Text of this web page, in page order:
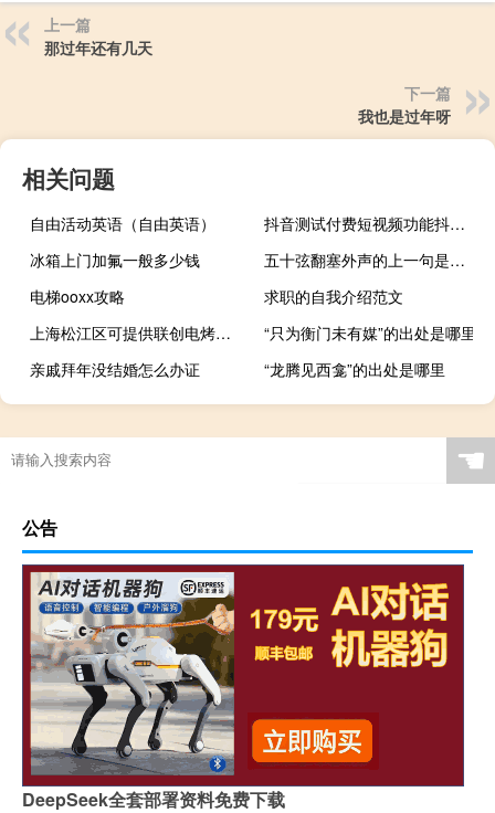
上一篇
那过年还有几天
下一篇
我也是过年呀
相关问题
自由活动英语（自由英语）
抖音测试付费短视频功能抖音概念股全线走强
冰箱上门加氟一般多少钱
五十弦翻塞外声的上一句是什么
电梯ooxx攻略
求职的自我介绍范文
上海松江区可提供联创电烤箱维修服务地址在哪
“只为衡门未有媒”的出处是哪里
亲戚拜年没结婚怎么办证
“龙腾见西龛”的出处是哪里
☚
公告
DeepSeek全套部署资料免费下载